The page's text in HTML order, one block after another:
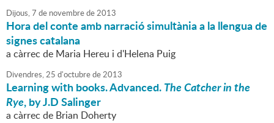
Dijous,7 de novembrede2013
Hora del conte amb narració simultània a la llengua de
signes catalana
a càrrec de Maria Hereu i d'Helena Puig
Divendres,25 d'octubrede2013
Learning with books. Advanced.The Catcher in the
Rye, by J.D Salinger
a càrrec de Brian Doherty